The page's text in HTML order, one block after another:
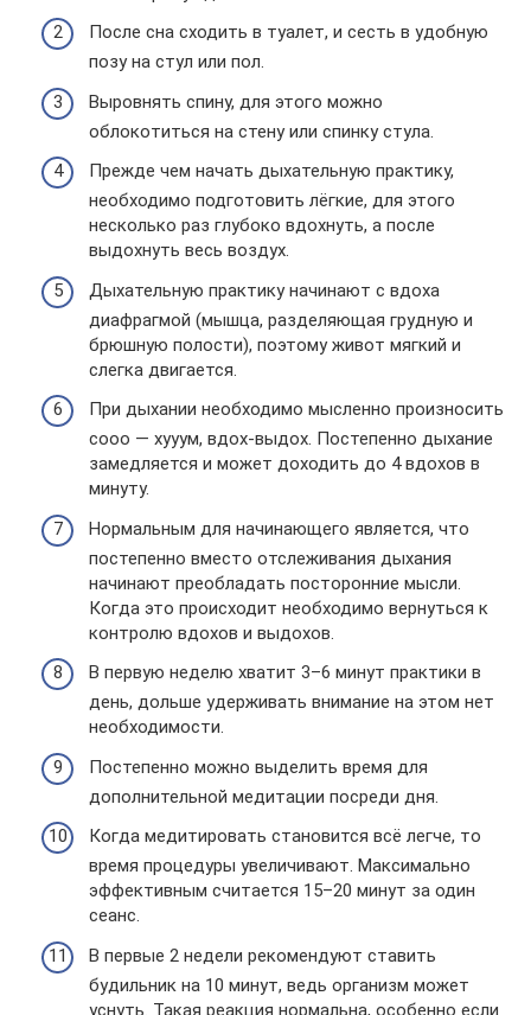
После сна сходить в туалет, и сесть в удобную
позу на стул или пол.
Выровнять спину, для этого можно
облокотиться на стену или спинку стула.
Прежде чем начать дыхательную практику,
необходимо подготовить лёгкие, для этого
несколько раз глубоко вдохнуть, а после
выдохнуть весь воздух.
Дыхательную практику начинают с вдоха
диафрагмой (мышца, разделяющая грудную и
брюшную полости), поэтому живот мягкий и
слегка двигается.
При дыхании необходимо мысленно произносить
сооо — хууум, вдох-выдох. Постепенно дыхание
замедляется и может доходить до 4 вдохов в
минуту.
Нормальным для начинающего является, что
постепенно вместо отслеживания дыхания
начинают преобладать посторонние мысли.
Когда это происходит необходимо вернуться к
контролю вдохов и выдохов.
В первую неделю хватит 3–6 минут практики в
день, дольше удерживать внимание на этом нет
необходимости.
Постепенно можно выделить время для
дополнительной медитации посреди дня.
Когда медитировать становится всё легче, то
время процедуры увеличивают. Максимально
эффективным считается 15–20 минут за один
сеанс.
В первые 2 недели рекомендуют ставить
будильник на 10 минут, ведь организм может
уснуть. Такая реакция нормальна, особенно если